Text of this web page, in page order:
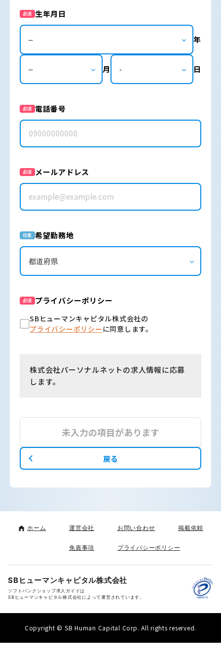
必須 生年月日
年
月 日
必須 電話番号
必須 メールアドレス
任意 希望勤務地
必須 プライバシーポリシー
SBヒューマンキャピタル株式会社の
プライバシーポリシーに同意します。
株式会社パーソナルネットの求人情報に応募
します。
未入力の項目があります
戻る
ホーム 運営会社 お問い合わせ 掲載依頼
免責事項 プライバシーポリシー
SBヒューマンキャピタル株式会社
ソフトバンクショップ求人ガイドは
SBヒューマンキャピタル株式会社によって運営されています。
Copyright © SB Human Capital Corp. All rights reserved.